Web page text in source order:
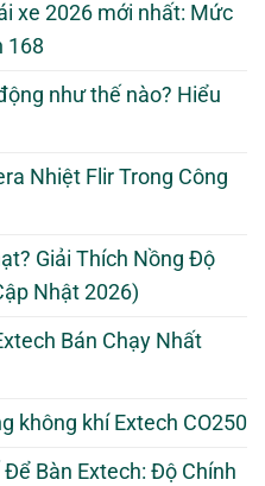
xe 2026 mới nhất: Mức
168
như thế nào? Hiểu
Nhiệt Flir Trong Công
Giải Thích Nồng Độ
Nhật 2026)
Bán Chạy Nhất
không khí Extech CO250
Bàn Extech: Độ Chính